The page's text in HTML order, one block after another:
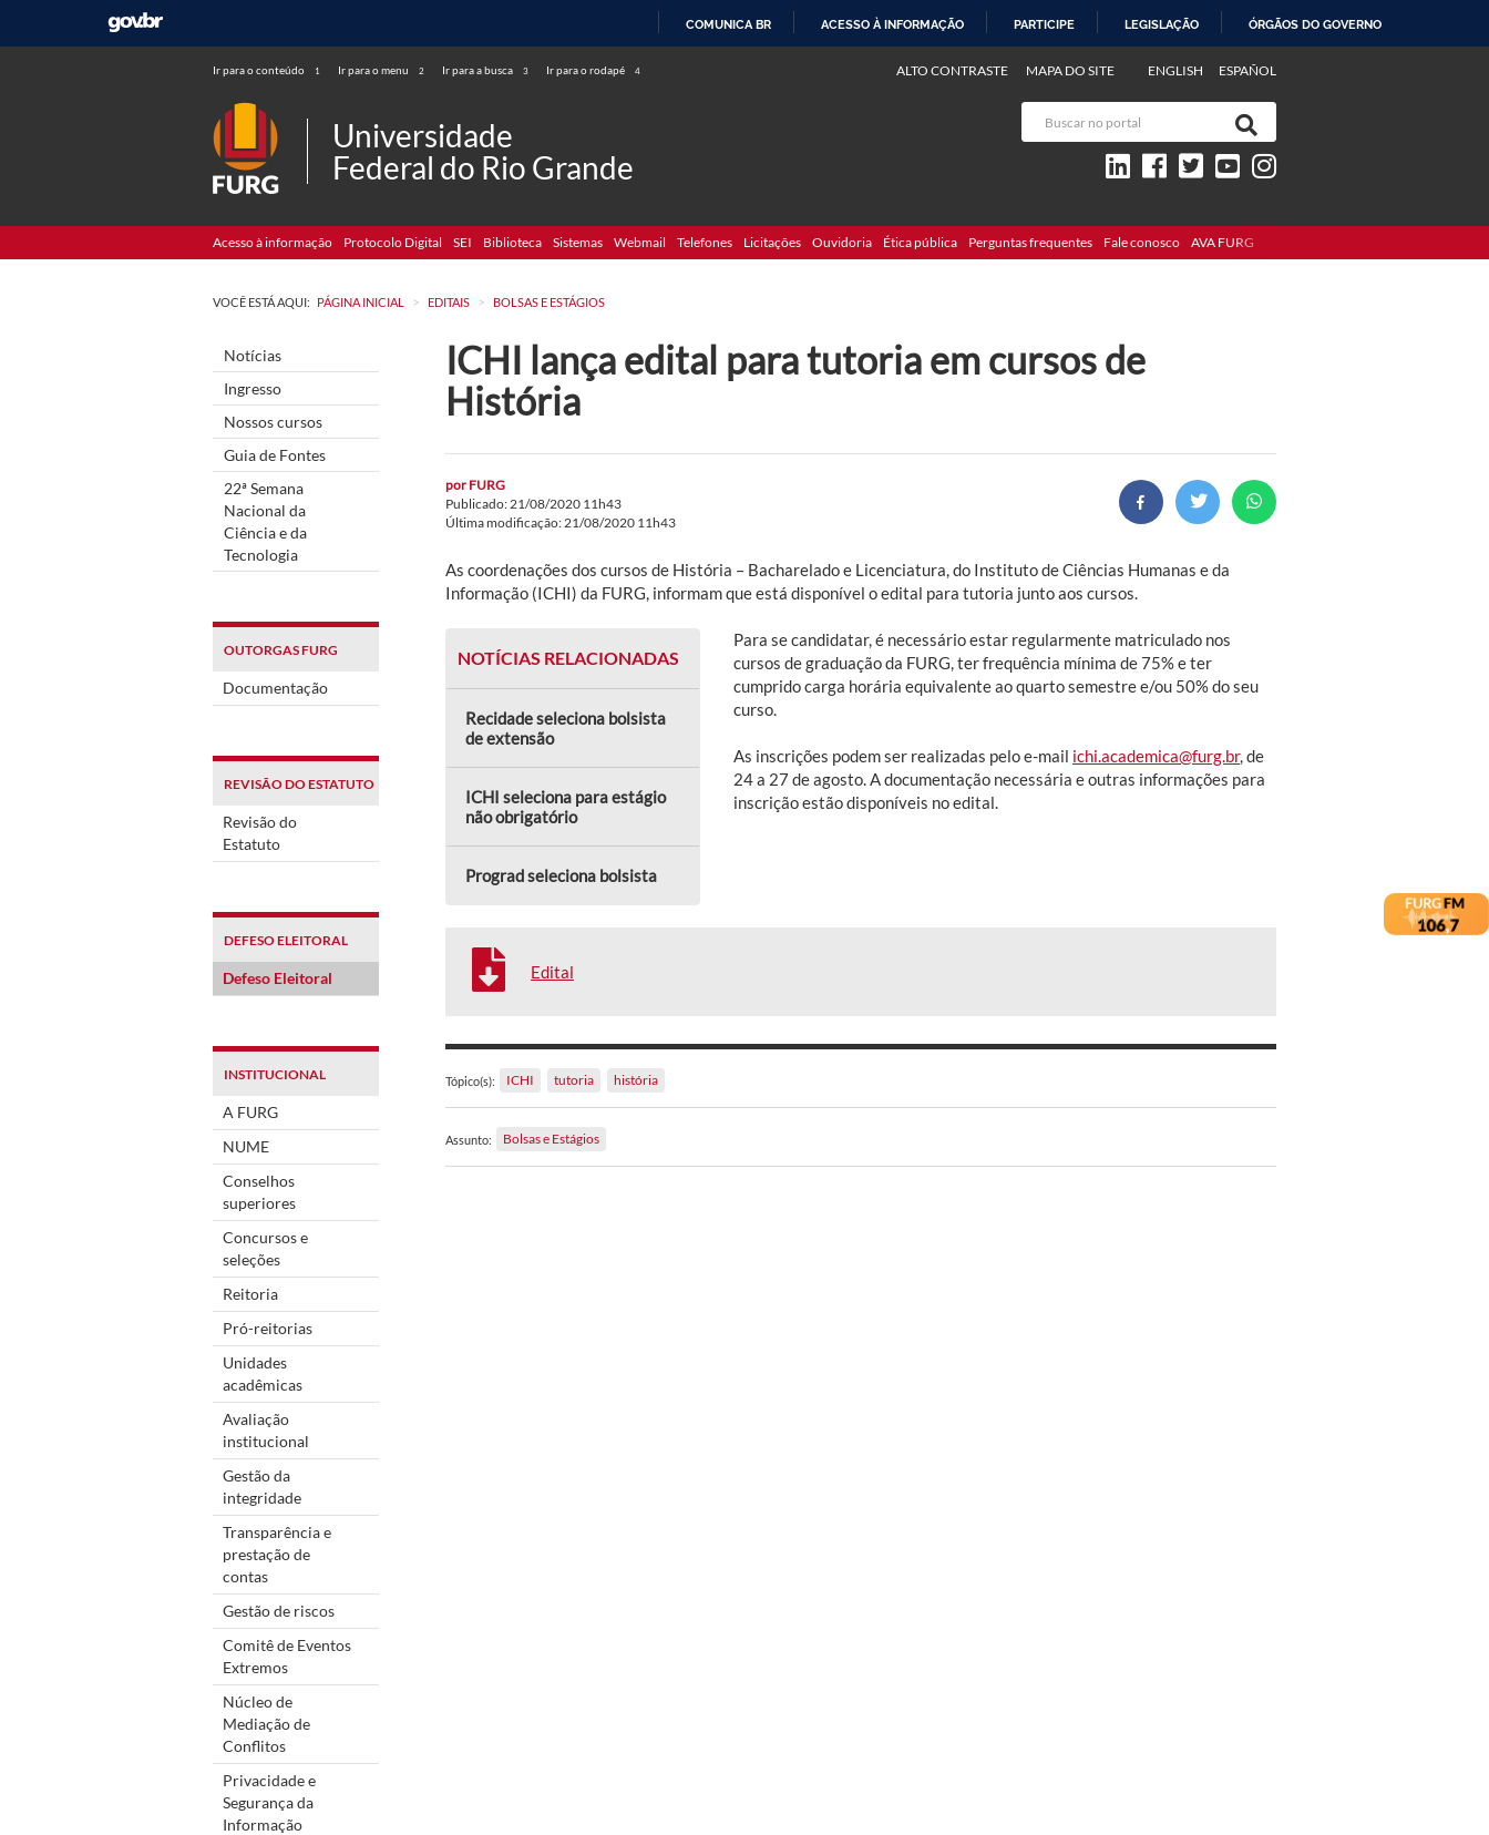
COMUNICA BR ACESSO À INFORMAÇÃO PARTICIPE LEGISLAÇÃO ÓRGÃOS DO GOVERNO
Ir para o conteúdo 1 Ir para o menu 2 Ir para a busca 3 Ir para o rodapé 4 ENGLISH ESPAÑOL
ALTO CONTRASTE MAPA DO SITE
Universidade
Federal do Rio Grande
Acesso à informação Protocolo Digital SEI Biblioteca Sistemas Webmail Telefones Licitações Ouvidoria Ética pública Perguntas frequentes Fale conosco AVA FURG
VOCÊ ESTÁ AQUI: PÁGINA INICIAL > EDITAIS > BOLSAS E ESTÁGIOS
Notícias
Ingresso
Nossos cursos
Guia de Fontes
22ª Semana
Nacional da
Ciência e da
Tecnologia
OUTORGAS FURG
Documentação
REVISÃO DO ESTATUTO
Revisão do
Estatuto
DEFESO ELEITORAL
Defeso Eleitoral
INSTITUCIONAL
A FURG
NUME
Conselhos
superiores
Concursos e
seleções
Reitoria
Pró-reitorias
Unidades
acadêmicas
Avaliação
institucional
Gestão da
integridade
Transparência e
prestação de
contas
Gestão de riscos
Comitê de Eventos
Extremos
Núcleo de
Mediação de
Conflitos
Privacidade e
Segurança da
Informação
ICHI lança edital para tutoria em cursos de
História
por FURG
Publicado: 21/08/2020 11h43
Última modificação: 21/08/2020 11h43
As coordenações dos cursos de História – Bacharelado e Licenciatura, do Instituto de Ciências Humanas e da
Informação (ICHI) da FURG, informam que está disponível o edital para tutoria junto aos cursos.
NOTÍCIAS RELACIONADAS
Recidade seleciona bolsista
de extensão
ICHI seleciona para estágio
não obrigatório
Prograd seleciona bolsista
Para se candidatar, é necessário estar regularmente matriculado nos
cursos de graduação da FURG, ter frequência mínima de 75% e ter
cumprido carga horária equivalente ao quarto semestre e/ou 50% do seu
curso.
As inscrições podem ser realizadas pelo e-mail ichi.academica@furg.br, de
24 a 27 de agosto. A documentação necessária e outras informações para
inscrição estão disponíveis no edital.
Edital
Tópico(s): ICHI tutoria história
Assunto: Bolsas e Estágios